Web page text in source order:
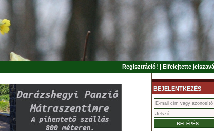
Regisztráció! | Elfelejtette
BEJELENTKEZÉS